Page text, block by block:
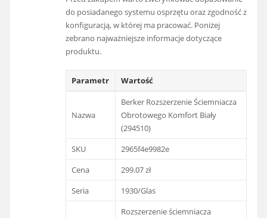
do posiadanego systemu osprzętu oraz zgodność z
konfiguracją, w której ma pracować. Poniżej
zebrano najważniejsze informacje dotyczące
produktu.
Parametr Wartość
Nazwa
Berker Rozszerzenie Ściemniacza
Obrotowego Komfort Biały
(294510)
SKU
2965f4e9982e
Cena
299.07 zł
Seria
1930/Glas
Rozszerzenie ściemniacza